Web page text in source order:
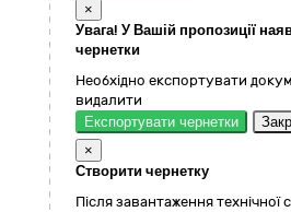
×
Увага! У Вашій пропозиції
чернетки
Необхідно експортувати
видалити
Експортувати чернетки
×
Створити чернетку
Після завантаження технічної